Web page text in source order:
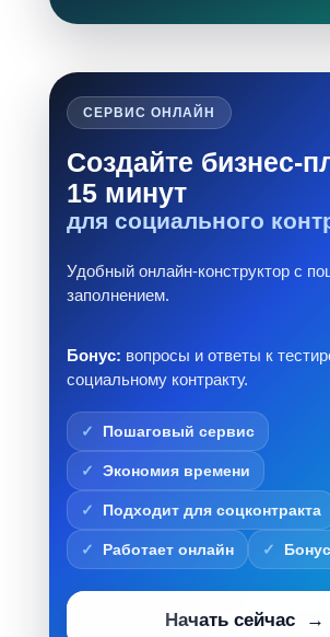
СЕРВИС ОНЛАЙН
Создайте бизнес-
15 минут
для социального
Удобный онлайн-конструктор с
заполнением.
Бонус: вопросы и ответы к
социальному контракту.
Пошаговый сервис
Экономия времени
Подходит для соцконтракта
Работает онлайн
Начать сейчас